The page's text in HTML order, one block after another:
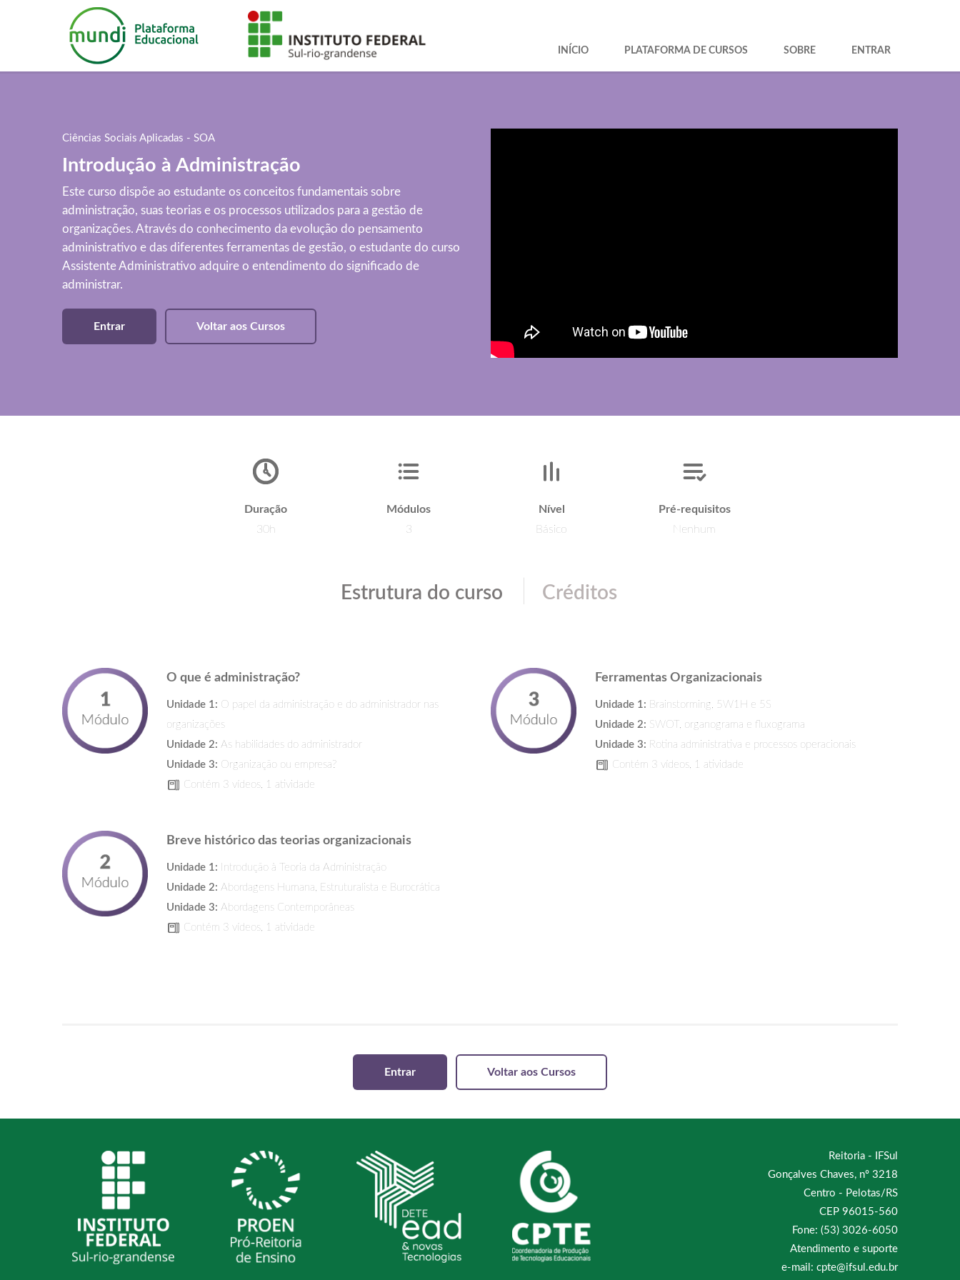
INÍCIO PLATAFORMA DE CURSOS SOBRE ENTRAR
Ciências Sociais Aplicadas - SOA
Introdução à Administração
Este curso dispõe ao estudante os conceitos fundamentais sobre
administração, suas teorias e os processos utilizados para a gestão de
organizações. Através do conhecimento da evolução do pensamento
administrativo e das diferentes ferramentas de gestão, o estudante do curso
Assistente Administrativo adquire o entendimento do significado de
administrar.
Entrar Voltar aos Cursos
Duração
30h
Módulos
3
Nível
Básico
Pré-requisitos
Nenhum
Estrutura do curso Créditos
O que é administração?
Unidade 1: O papel da administração e do administrador nas
organizações
Unidade 2: As habilidades do administrador
Unidade 3: Organização ou empresa?
Contém 3 vídeos, 1 atividade
Breve histórico das teorias organizacionais
Unidade 1: Introdução à Teoria da Administração
Unidade 2: Abordagens Humana, Estruturalista e Burocrática
Unidade 3: Abordagens Contemporâneas
Contém 3 vídeos, 1 atividade
Ferramentas Organizacionais
Unidade 1: Brainstorming, 5W1H e 5S
Unidade 2: SWOT, organograma e fluxograma
Unidade 3: Rotina administrativa e processos operacionais
Contém 3 vídeos, 1 atividade
Entrar Voltar aos Cursos
Reitoria - IFSul
Gonçalves Chaves, nº 3218
Centro - Pelotas/RS
CEP 96015-560
Fone: (53) 3026-6050
Atendimento e suporte
e-mail: cpte@ifsul.edu.br